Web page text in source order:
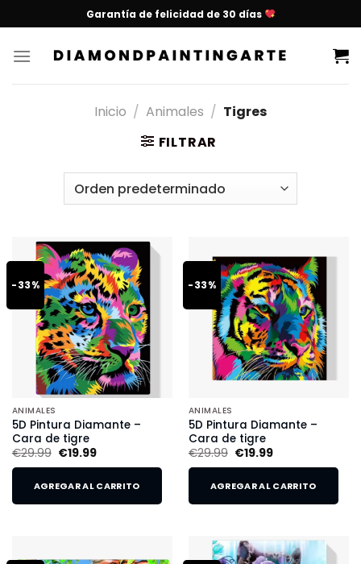
Garantía de felicidad de 30 días
Inicio / Animales / Tigres
FILTRAR
-33%
ANIMALES
5D Pintura Diamante –
Cara de tigre
€29.99 €19.99
AGREGAR AL CARRITO
-33%
ANIMALES
5D Pintura Diamante –
Cara de tigre
€29.99 €19.99
AGREGAR AL CARRITO